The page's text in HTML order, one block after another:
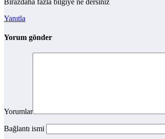
Birazdaha fazla bilgiye ne dersiniz
Yanıtla
Yorum gönder
Yorumlar
Bağlantı ismi